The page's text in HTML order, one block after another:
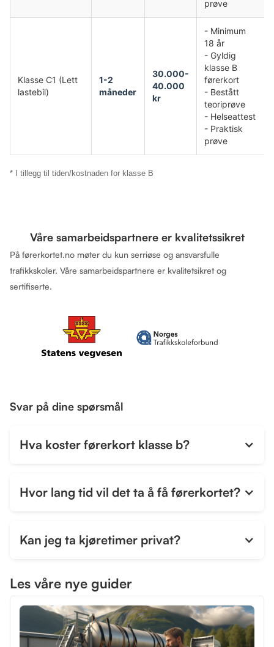
prøve
Klasse C1 (Lett
lastebil)
1-2
måneder
30.000-
40.000
kr
- Minimum
18 år
- Gyldig
klasse B
førerkort
- Bestått
teoriprøve
- Helseattest
- Praktisk
prøve
* I tillegg til tiden/kostnaden for klasse B
Våre samarbeidspartnere er kvalitetssikret
På førerkortet.no møter du kun serriøse og ansvarsfulle
trafikkskoler. Våre samarbeidspartnere er kvalitetsikret og
sertifiserte.
Svar på dine spørsmål
Hva koster førerkort klasse b?
Hvor lang tid vil det ta å få førerkortet?
Kan jeg ta kjøretimer privat?
Ja, du kan ta kjøretimer privat, men det er noen
regler som må følges. Først må du ha gjennomført
kan begynne øvelseskjøring når du er 16.
Ledsageren som veileder deg, må være over 25 år
og ha hatt førerkort for klasse B i minst fem år.
Les våre nye guider